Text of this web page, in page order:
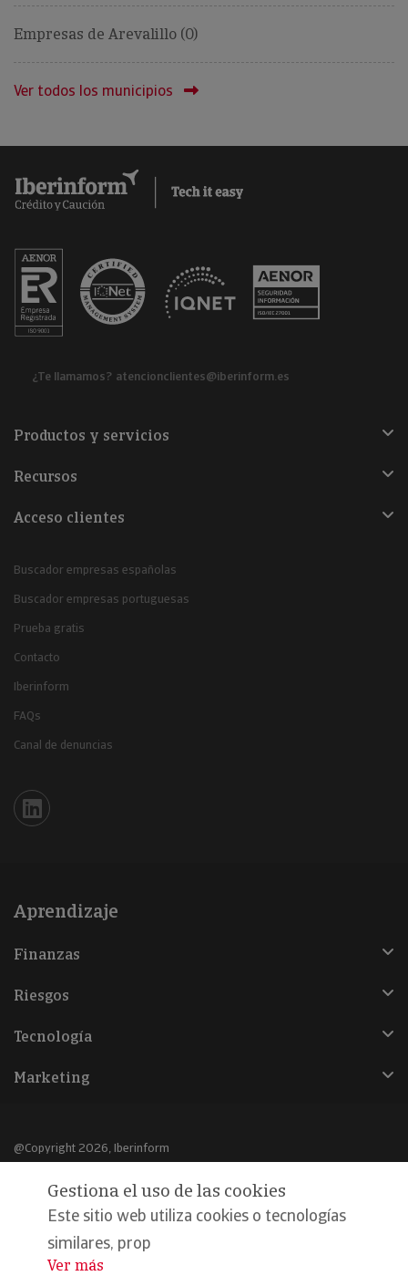
Empresas de Arevalillo (0)
Ver todos los municipios
¿Te llamamos? atencionclientes@iberinform.es
Productos y servicios
Recursos
Acceso clientes
Buscador empresas españolas
Buscador empresas portuguesas
Prueba gratis
Contacto
Iberinform
FAQs
Canal de denuncias
Iberinform en Linkedin
Aprendizaje
Finanzas
Riesgos
Tecnología
Marketing
@Copyright 2026, Iberinform
Aviso legal
Política de cookies
Declaración de privacidad
Gestiona el uso de las cookies
Este sitio web utiliza cookies o tecnologías
similares, prop
...
Ver más